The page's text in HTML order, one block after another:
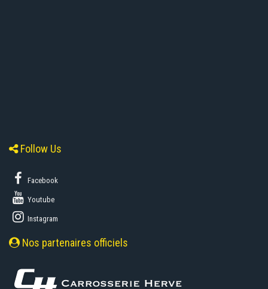
Follow Us
Facebook
Youtube
Instagram
Nos partenaires officiels